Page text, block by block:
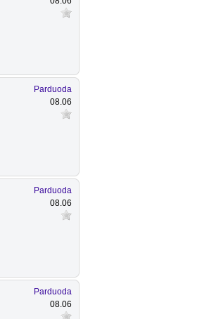
Parduoda
08.06
Parduoda
08.06
Parduoda
08.06